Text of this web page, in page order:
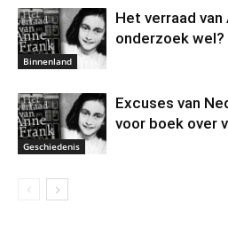
Binnenland
Het verraad
onderzoek wel?
Geschiedenis
Excuses van
voor boek over